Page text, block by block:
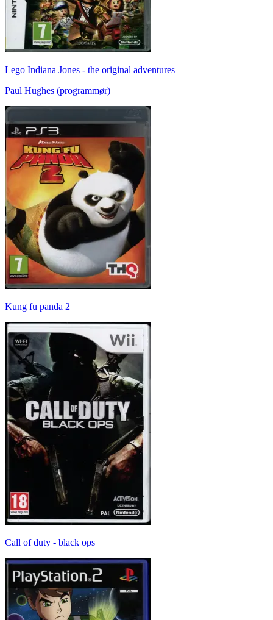
Lego Indiana Jones - the original adventures
Paul Hughes (programmør)
Kung fu panda 2
Call of duty - black ops